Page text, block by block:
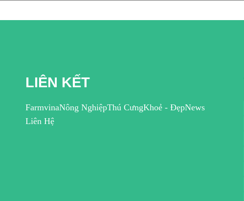
LIÊN KẾT
FarmvinaNông NghiệpThú CưngKhoẻ - ĐẹpNews
Liên Hệ